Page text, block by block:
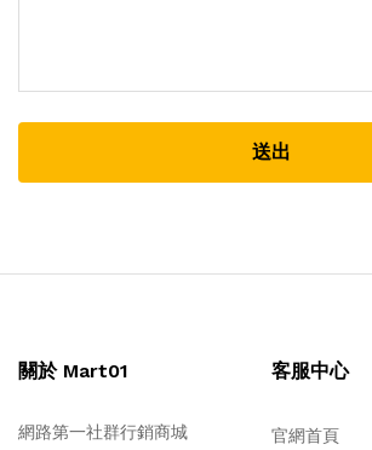
送出
關於 Mart01
網路第一社群行銷商城
客服中心
官網首頁